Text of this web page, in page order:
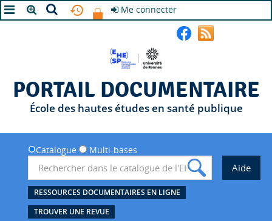
Me connecter
PORTAIL DOCUMENTAIRE
École des hautes études en santé publique
Catalogue Multi-bases
RESSOURCES DOCUMENTAIRES EN LIGNE
TROUVER UNE REVUE